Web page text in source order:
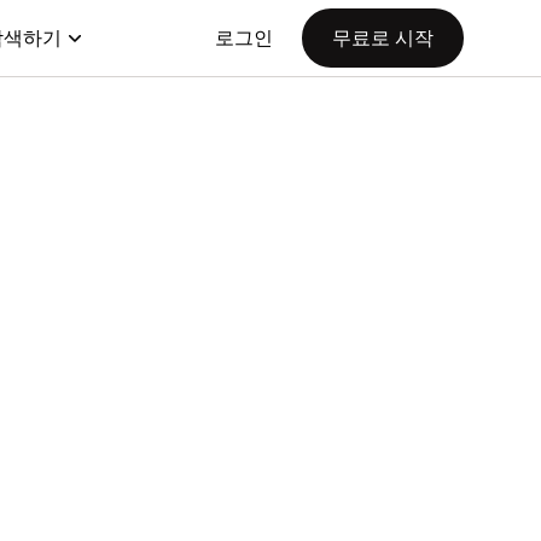
하기 로그인 무료로 시작